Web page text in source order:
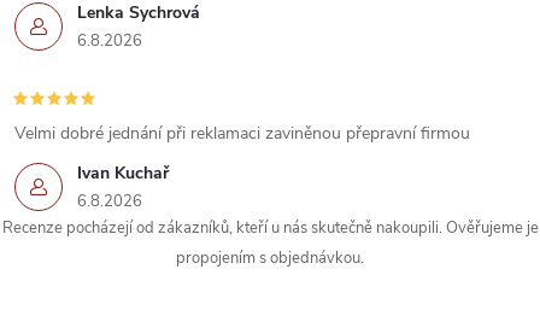
Lenka Sychrová
6.8.2026
Ivan Kuchař
6.8.2026
Velmi dobré jednání při reklamaci zaviněnou přepravní firmou
Recenze pocházejí od zákazníků, kteří u nás skutečně nakoupili. Ověřujeme je
propojením s objednávkou.